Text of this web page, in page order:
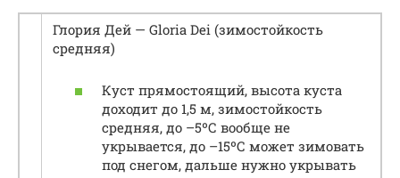
Глория Дей — Gloria Dei (зимостойкость
средняя)
Куст прямостоящий, высота куста
доходит до 1,5 м, зимостойкость
средняя, до –5ºС вообще не
укрывается, до –15ºС может зимовать
под снегом, дальше нужно укрывать